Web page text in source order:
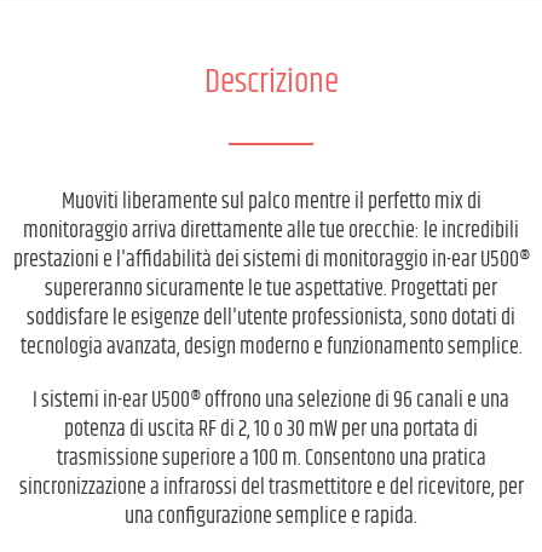
Descrizione
Muoviti liberamente sul palco mentre il perfetto mix di
monitoraggio arriva direttamente alle tue orecchie: le incredibili
prestazioni e l'affidabilità dei sistemi di monitoraggio in-ear U500®
supereranno sicuramente le tue aspettative. Progettati per
soddisfare le esigenze dell'utente professionista, sono dotati di
tecnologia avanzata, design moderno e funzionamento semplice.
I sistemi in-ear U500® offrono una selezione di 96 canali e una
potenza di uscita RF di 2, 10 o 30 mW per una portata di
trasmissione superiore a 100 m. Consentono una pratica
sincronizzazione a infrarossi del trasmettitore e del ricevitore, per
una configurazione semplice e rapida.